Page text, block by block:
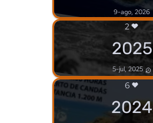
9-ago, 2026
2
2025
5-jul, 2025
6
2024